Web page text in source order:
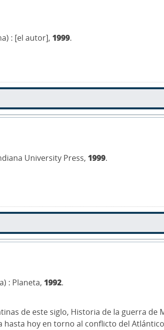
: [el autor], 1999.
University Press, 1999.
: Planeta, 1992.
de este siglo, Historia de la guerra de
hoy en torno al conflicto del